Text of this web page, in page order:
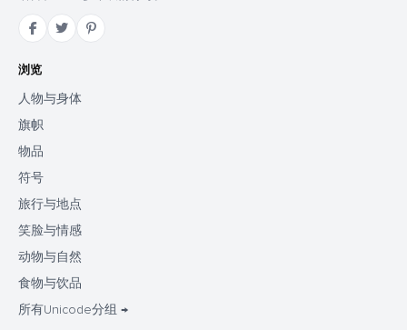
浏览
人物与身体
旗帜
物品
符号
旅行与地点
笑脸与情感
动物与自然
食物与饮品
所有Unicode分组 →